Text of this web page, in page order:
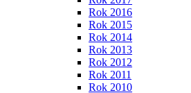
Rok 2016
Rok 2015
Rok 2014
Rok 2013
Rok 2012
Rok 2011
Rok 2010